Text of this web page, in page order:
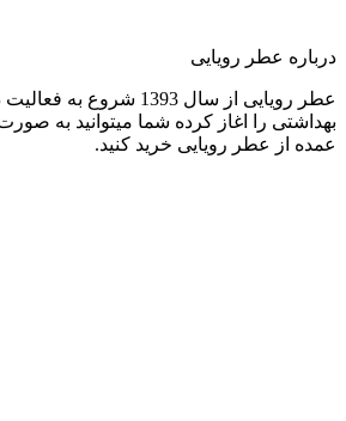
درباره عطر رویایی
عطر رویایی از سال 1393
بهداشتی را اغاز کرده شما میتوانید به
عمده از عطر رویایی خرید کنید.